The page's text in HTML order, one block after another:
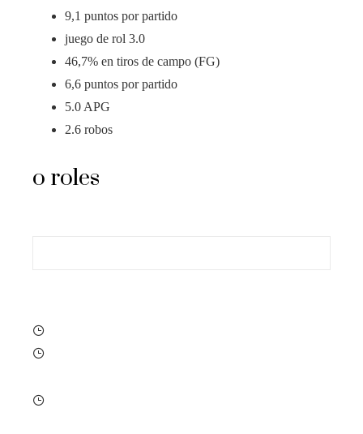
9,1 puntos por partido
juego de rol 3.0
46,7% en tiros de campo (FG)
6,6 puntos por partido
5.0 APG
2.6 robos
o roles